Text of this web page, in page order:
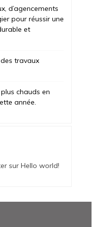
d’agencements
pour réussir une
et
travaux
chauds en
année.
sur Hello world!